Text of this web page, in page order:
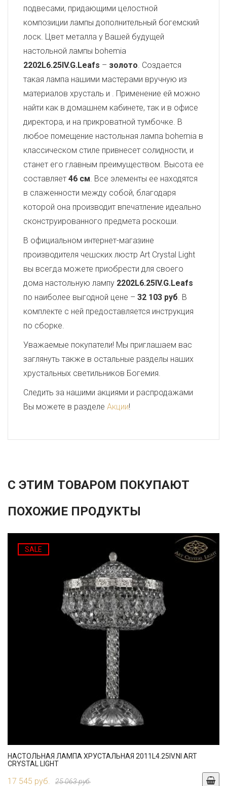
подвесами, придающими целостной
композиции лампы дополнительный богемский
лоск. Цвет металла у Вашей будущей
настольной лампы bohemia
2202L6.25IV.G.Leafs – золото. Создается
такая лампа нашими мастерами вручную из
материалов хрусталь и . Применение ей можно
найти как в домашнем кабинете, так и в офисе
директора, и на прикроватной тумбочке. В
любое помещение настольная лампа bohemia в
классическом стиле привнесет солидности, и
станет его главным преимуществом. Высота ее
составляет 46 см. Все элементы ее находятся
в слаженности между собой, благодаря
которой она производит впечатление идеально
сконструированного предмета роскоши.
В официальном интернет-магазине
производителя чешских люстр Art Crystal Light
вы всегда можете приобрести для своего
дома настольную лампу 2202L6.25IV.G.Leafs
по наиболее выгодной цене – 32 103 руб. В
комплекте с ней предоставляется инструкция
по сборке.
Уважаемые покупатели! Мы приглашаем вас
заглянуть также в остальные разделы наших
хрустальных светильников Богемия.
Следить за нашими акциями и распродажами
Вы можете в разделе Акции!
С ЭТИМ ТОВАРОМ ПОКУПАЮТ
ПОХОЖИЕ ПРОДУКТЫ
SALE
НАСТОЛЬНАЯ ЛАМПА ХРУСТАЛЬНАЯ 2011L4.25IV.NI ART
CRYSTAL LIGHT
17 545 руб. 25 063 руб.